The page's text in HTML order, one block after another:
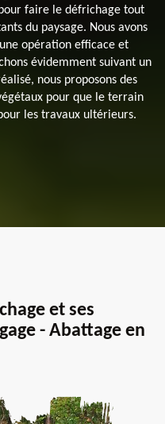
faire le défrichage tout
du paysage. Nous avons
opération efficace et
évidemment suivant un
nous proposons des
pour que le terrain
les travaux ultérieurs.
et ses
- Abattage en